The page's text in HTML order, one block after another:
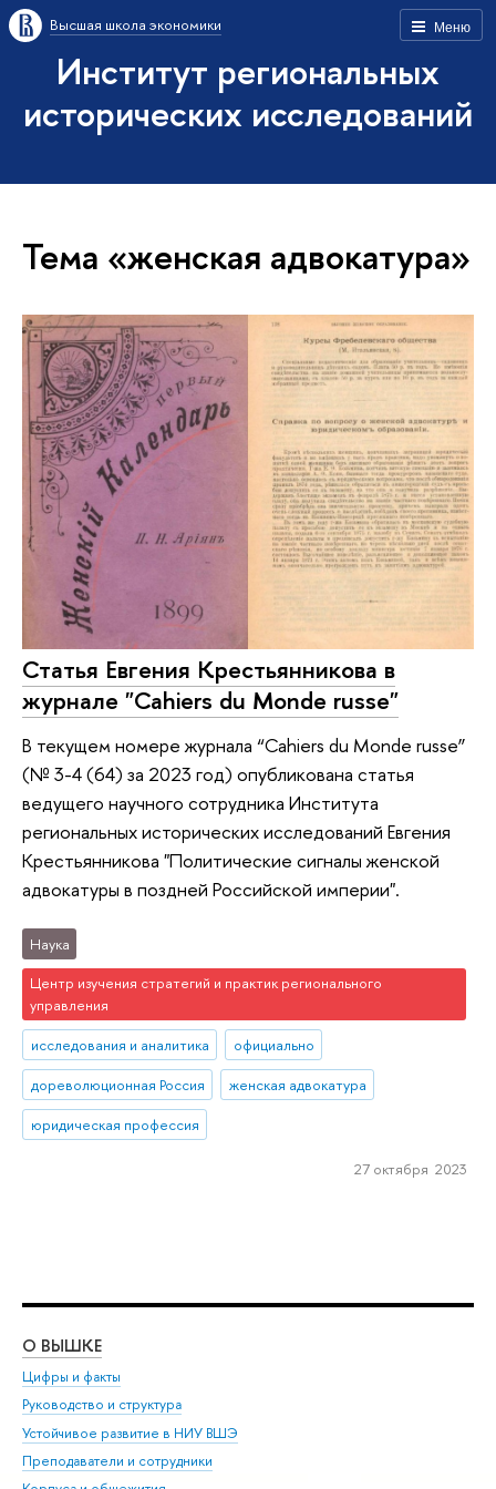
Меню
Высшая школа экономики
Институт региональных
исторических исследований
Тема «женская адвокатура»
Статья Евгения Крестьянникова в
журнале "Cahiers du Monde russe"
В текущем номере журнала “Cahiers du Monde russe”
(№ 3-4 (64) за 2023 год) опубликована статья
ведущего научного сотрудника Института
региональных исторических исследований Евгения
Крестьянникова "Политические сигналы женской
адвокатуры в поздней Российской империи".
Наука
Центр изучения стратегий и практик регионального
управления
исследования и аналитика
официально
дореволюционная Россия
женская адвокатура
юридическая профессия
27 октября 2023
О ВЫШКЕ
Цифры и факты
Руководство и структура
Устойчивое развитие в НИУ ВШЭ
Преподаватели и сотрудники